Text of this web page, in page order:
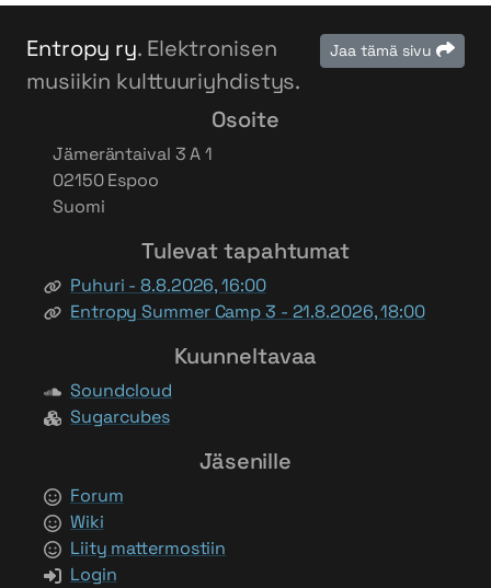
Jaa tämä sivu
Entropy ry. Elektronisen
musiikin kulttuuriyhdistys.
Osoite
Jämeräntaival 3 A 1
02150 Espoo
Suomi
Tulevat tapahtumat
Puhuri - 8.8.2026, 16:00
Entropy Summer Camp 3 - 21.8.2026, 18:00
Kuunneltavaa
Soundcloud
Sugarcubes
Jäsenille
Forum
Wiki
Liity mattermostiin
Login